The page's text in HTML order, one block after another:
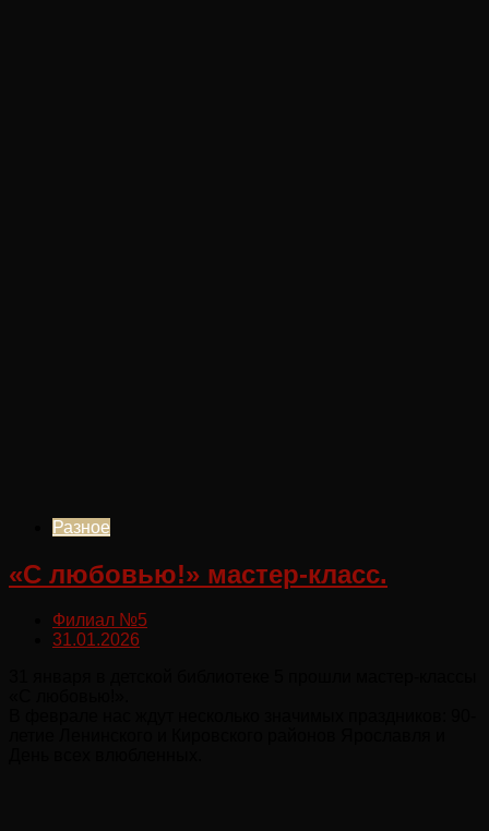
Разное
«С любовью!» мастер-класс.
Филиал №5
31.01.2026